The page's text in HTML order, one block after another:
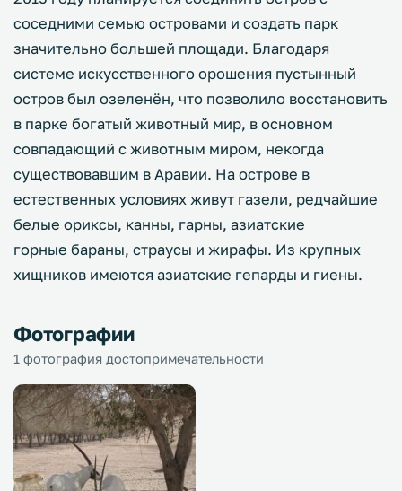
соседними семью островами и создать парк
значительно большей площади. Благодаря
системе искусственного орошения пустынный
остров был озеленён, что позволило восстановить
в парке богатый животный мир, в основном
совпадающий с животным миром, некогда
существовавшим в Аравии. На острове в
естественных условиях живут газели, редчайшие
белые ориксы, канны, гарны, азиатские
горные бараны, страусы и жирафы. Из крупных
хищников имеются азиатские гепарды и гиены.
Фотографии
1 фотография достопримечательности